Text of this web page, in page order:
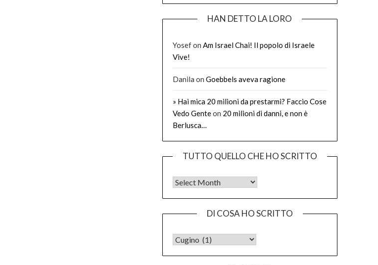
HAN DETTO LA LORO
Yosefon Am Israel Chai! Il popolo di Israele
Vive!
Danila on Goebbels aveva ragione
» Hai mica 20 milioni da prestarmi? Faccio Cose
Vedo Genteon 20 milioni di danni, e non è
Berlusca…
TUTTO QUELLO CHE HO SCRITTO
Tutto quello che ho scritto
DI COSA HO SCRITTO
DI COSA HO SCRITTO